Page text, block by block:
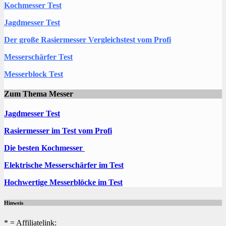
Kochmesser Test
Jagdmesser Test
Der große Rasiermesser Vergleichstest vom Profi
Messerschärfer Test
Messerblock Test
Zum Thema Messer
Jagdmesser Test
Rasiermesser im Test vom Profi
Die besten Kochmesser
Elektrische Messerschärfer im Test
Hochwertige Messerblöcke im Test
Hinweis
* = Affiliatelink: